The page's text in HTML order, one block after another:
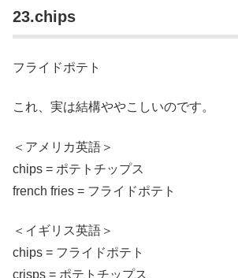
23.chips
フライドポテト
これ、実は結構ややこしいのです。
＜アメリカ英語＞
chips = ポテトチップス
french fries = フライドポテト
＜イギリス英語＞
chips = フライドポテト
crisps = ポテトチップス